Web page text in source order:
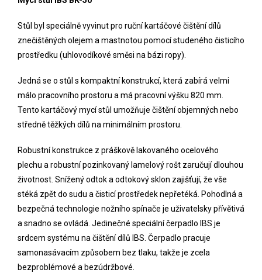
Stůl byl speciálně vyvinut pro ruční kartáčové čištění dílů
znečištěných olejem a mastnotou pomocí studeného čisticího
prostředku (uhlovodíkové směsi na bázi ropy).
Jedná se o stůl s kompaktní konstrukcí, která zabírá velmi
málo pracovního prostoru a má pracovní výšku 820 mm.
Tento kartáčový mycí stůl umožňuje čištění objemných nebo
středně těžkých dílů na minimálním prostoru.
Robustní konstrukce z práškově lakovaného ocelového
plechu a robustní pozinkovaný lamelový rošt zaručují dlouhou
životnost. Snížený odtok a odtokový sklon zajišťují, že vše
stéká zpět do sudu a čisticí prostředek nepřetéká. Pohodlná a
bezpečná technologie nožního spínače je uživatelsky přívětivá
a snadno se ovládá. Jedinečné speciální čerpadlo IBS je
srdcem systému na čištění dílů IBS. Čerpadlo pracuje
samonasávacím způsobem bez tlaku, takže je zcela
bezproblémové a bezúdržbové.